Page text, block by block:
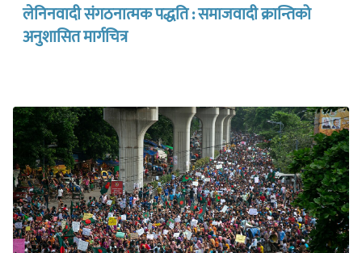
लेनिनवादी संगठनात्मक पद्धति : समाजवादी क्रान्तिको
अनुशासित मार्गचित्र